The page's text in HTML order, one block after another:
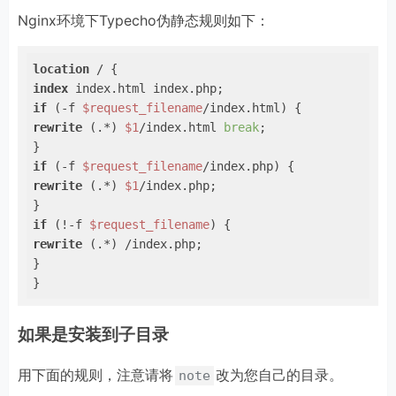
Nginx环境下Typecho伪静态规则如下：
location
index
if (-f $request_filename
rewrite (.*) $1 /index.html break;
if (-f $request_filename
rewrite (.*) $1 /index.php;
if (!-f $request_filename
rewrite (.*) /index.php;
}
}
如果是安装到子目录
用下面的规则，注意请将 note 改为您自己的目录。